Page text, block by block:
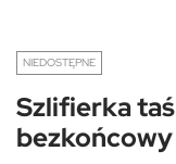
NIEDOSTĘPNE
Szlifierka